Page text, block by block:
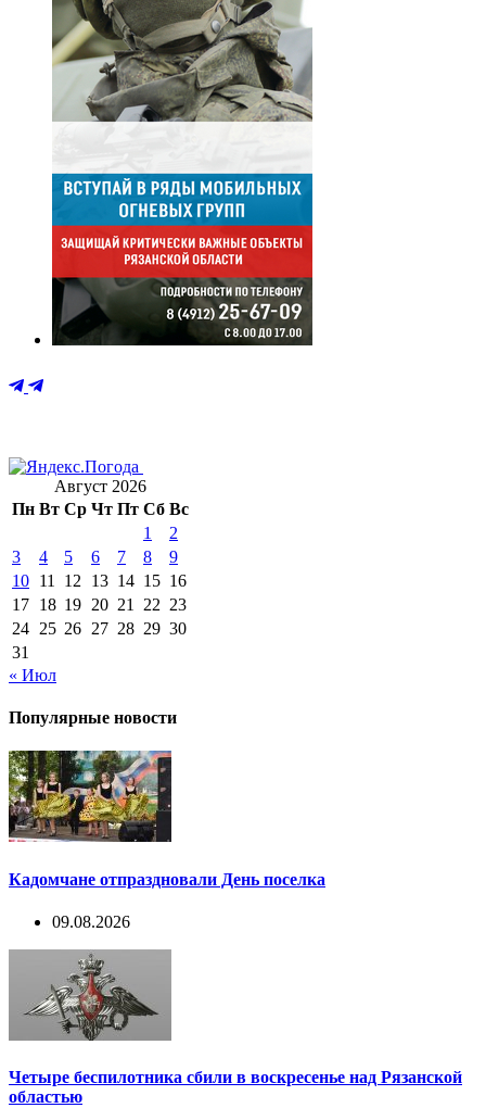
Август 2026
Пн Вт Ср Чт Пт Сб Вс
1
2
3
4 5 6 7 8
9
10 11 12 13 14 15 16
17 18 19 20 21 22 23
24 25 26 27 28 29 30
31
« Июл
Популярные новости
Кадомчане отпраздновали День поселка
09.08.2026
Четыре беспилотника сбили в воскресенье над Рязанской
областью